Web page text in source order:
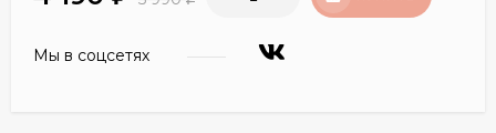
Мы в соцсетях